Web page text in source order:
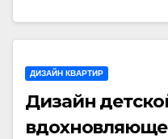
ДИЗАЙН КВАРТИР
Дизайн